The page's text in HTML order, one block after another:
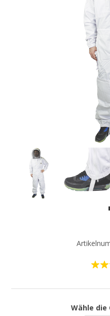
Wähle die